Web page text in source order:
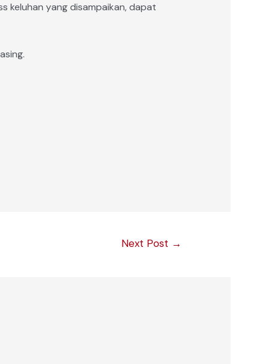
keluhan yang disampaikan, dapat
Next Post →